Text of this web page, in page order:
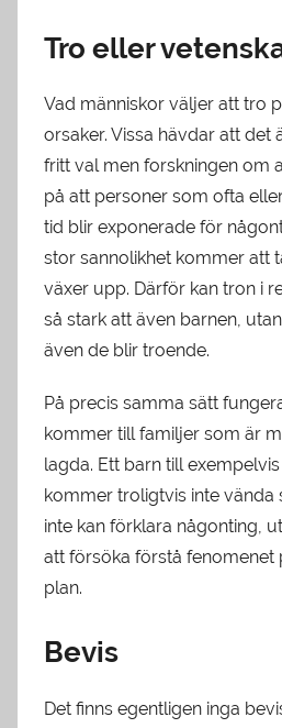
Tro eller
Vad människor väljer att tro
orsaker. Vissa hävdar att det
fritt val men forskningen om
på att personer som ofta
tid blir exponerade för
stor sannolikhet kommer att
växer upp. Därför kan tron i
så stark att även barnen,
även de blir troende.
På precis samma sätt
kommer till familjer som är
lagda. Ett barn till
kommer troligtvis inte vända
inte kan förklara någonting,
att försöka förstå fenomenet
plan.
Bevis
Det finns egentligen inga